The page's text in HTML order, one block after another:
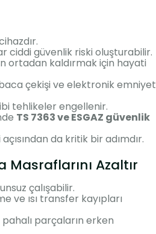
ciddi güvenlik riski oluşturabilir.
ortadan kaldırmak için hayati
baca çekişi ve elektronik emniyet
tehlikeler engellenir.
TS 7363 ve ESGAZ güvenlik
da kritik bir adımdır.
Azaltır
çalışabilir.
ve ısı transfer kayıpları
parçaların erken